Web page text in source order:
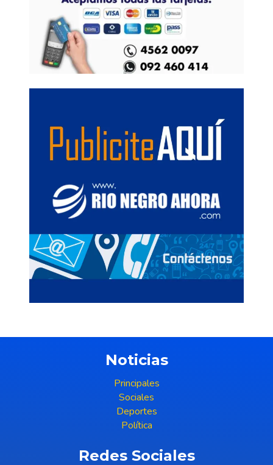
Noticias
Principales
Sociales
Deportes
Política
Redes Sociales